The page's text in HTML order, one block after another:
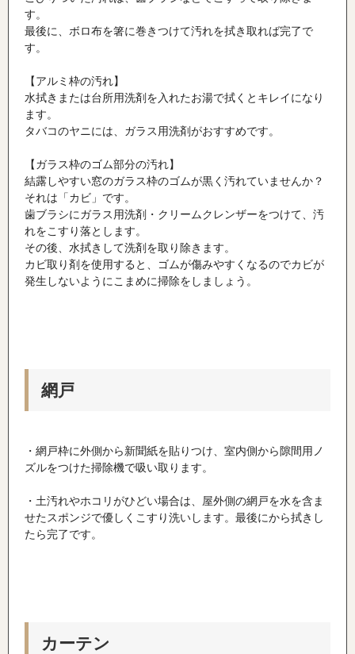
す。
最後に、ボロ布を箸に巻きつけて汚れを拭き取れば完了で
す。
【アルミ枠の汚れ】
水拭きまたは台所用洗剤を入れたお湯で拭くとキレイになり
ます。
タバコのヤニには、ガラス用洗剤がおすすめです。
【ガラス枠のゴム部分の汚れ】
結露しやすい窓のガラス枠のゴムが黒く汚れていませんか？
それは「カビ」です。
歯ブラシにガラス用洗剤・クリームクレンザーをつけて、汚
れをこすり落とします。
その後、水拭きして洗剤を取り除きます。
カビ取り剤を使用すると、ゴムが傷みやすくなるのでカビが
発生しないようにこまめに掃除をしましょう。
網戸
・網戸枠に外側から新聞紙を貼りつけ、室内側から隙間用ノ
ズルをつけた掃除機で吸い取ります。
・土汚れやホコリがひどい場合は、屋外側の網戸を水を含ま
せたスポンジで優しくこすり洗いします。最後にから拭きし
たら完了です。
カーテン